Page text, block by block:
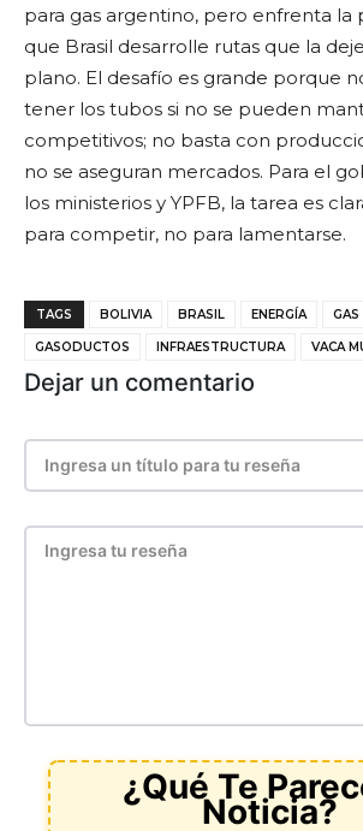
para gas argentino, pero enfrenta la
que Brasil desarrolle rutas que la
plano. El desafío es grande porque
tener los tubos si no se pueden
competitivos; no basta con
no se aseguran mercados. Para el
los ministerios y YPFB, la tarea es
para competir, no para lamentarse.
TAGS BOLIVIA BRASIL ENERGÍA
GASODUCTOS INFRAESTRUCTURA VACA
Dejar un comentario